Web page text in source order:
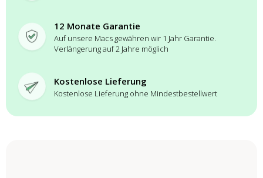
12 Monate Garantie
Auf unsere Macs gewähren wir 1 Jahr Garantie.
Verlängerung auf 2 Jahre möglich
Kostenlose Lieferung
Kostenlose Lieferung ohne Mindestbestellwert